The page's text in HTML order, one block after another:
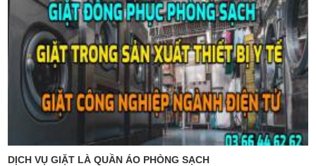
DỊCH VỤ GIẶT LÀ QUẦN ÁO PHÒNG SẠCH